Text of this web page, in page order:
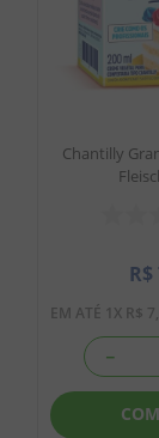
Chantilly
R$
EM ATÉ 1 X R$ 7,
－